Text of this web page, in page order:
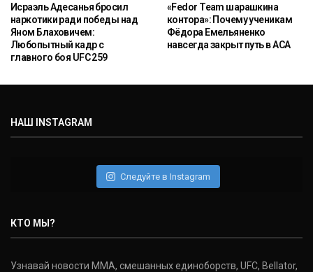
Исраэль Адесанья бросил
наркотики ради победы над
Яном Блаховичем:
Любопытный кадр с
главного боя UFC 259
«Fedor Team шарашкина
контора»: Почему ученикам
Фёдора Емельяненко
навсегда закрыт путь в ACA
НАШ INSTAGRAM
Следуйте в Instagram
КТО МЫ?
Узнавай новости ММА, смешанных единоборств, UFC, Bellator,